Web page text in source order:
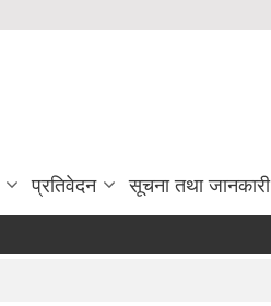
प्रतिवेदन सूचना तथा जानकारी